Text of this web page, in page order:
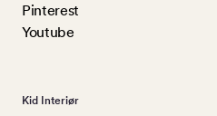
Pinterest
Youtube
Kid Interiør